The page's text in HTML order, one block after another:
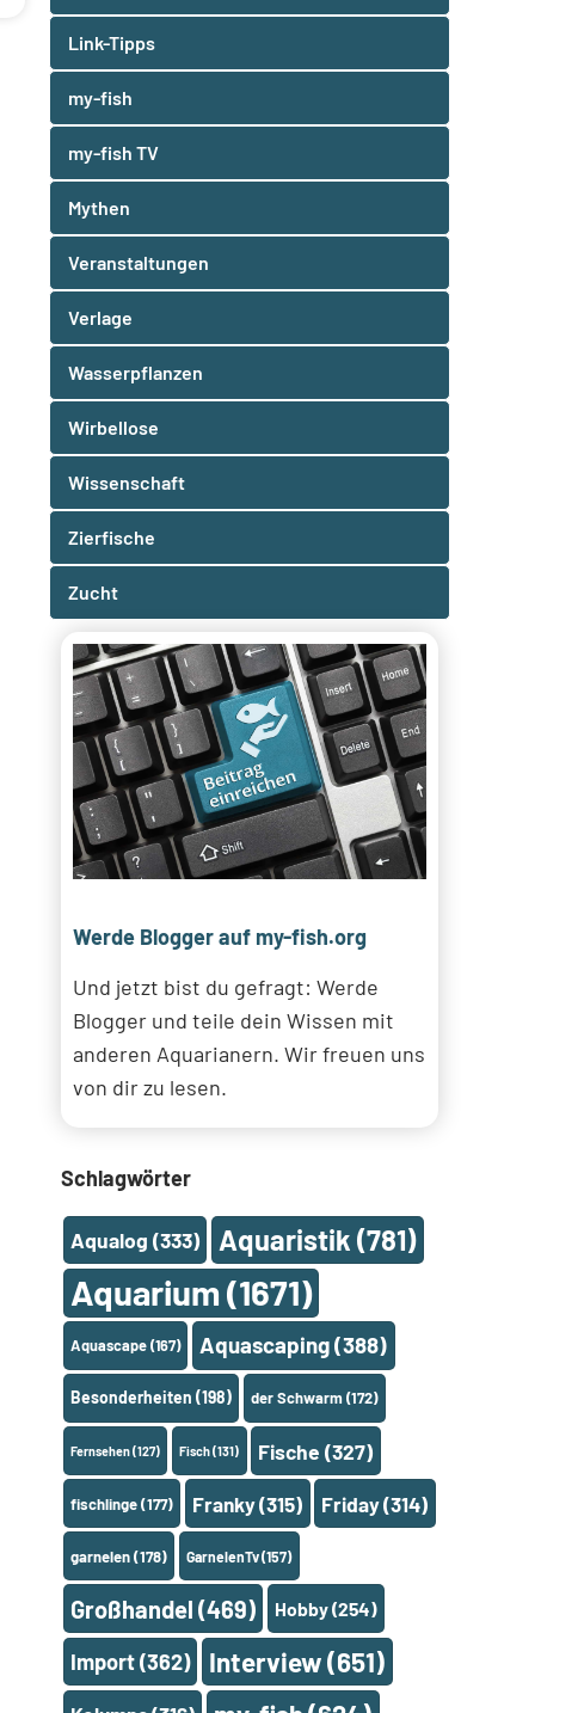
Link-Tipps
my-fish
my-fish TV
Mythen
Veranstaltungen
Verlage
Wasserpflanzen
Wirbellose
Wissenschaft
Zierfische
Zucht
Werde Blogger auf my-fish.org
Und jetzt bist du gefragt: Werde
Blogger und teile dein Wissen mit
anderen Aquarianern. Wir freuen uns
von dir zu lesen.
Schlagwörter
Aqualog (333) Aquaristik (781)
Aquarium (1671)
Aquascape(167) Aquascaping(388)
Besonderheiten (198) der Schwarm(172)
Fernsehen(127) Fisch(131) Fische (327)
fischlinge(177) Franky(315) Friday(314)
garnelen(178) GarnelenTv(157)
Großhandel (469) Hobby(254)
Import(362) Interview(651)